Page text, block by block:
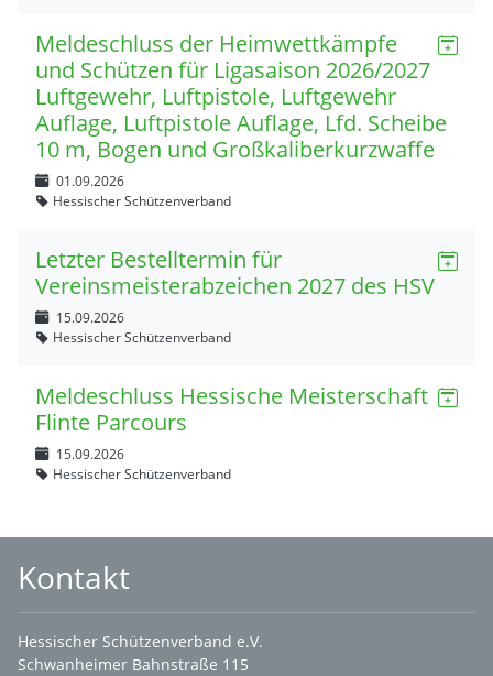
Meldeschluss der Heimwettkämpfe
und Schützen für Ligasaison 2026/2027
Luftgewehr, Luftpistole, Luftgewehr
Auflage, Luftpistole Auflage, Lfd. Scheibe
10 m, Bogen und Großkaliberkurzwaffe
01.09.2026
Hessischer Schützenverband
Letzter Bestelltermin für
Vereinsmeisterabzeichen 2027 des HSV
15.09.2026
Hessischer Schützenverband
Meldeschluss Hessische Meisterschaft
Flinte Parcours
15.09.2026
Hessischer Schützenverband
Kontakt
Hessischer Schützenverband e.V.
Schwanheimer Bahnstraße 115